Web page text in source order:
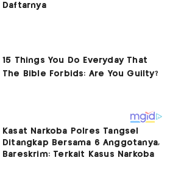
Daftarnya
Kasat Narkoba Polres Tangsel
Ditangkap Bersama 6 Anggotanya,
Bareskrim: Terkait Kasus Narkoba